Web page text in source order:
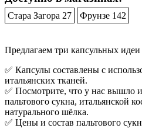
Стара Загора 27 Фрунзе 142
Предлагаем три капсульных идеи
✅ Капсулы составлены с
итальянских тканей.
✅ Посмотрите, что у нас вышло
пальтового сукна, итальянской
натурального шёлка.
✅ Цены и состав пальтового